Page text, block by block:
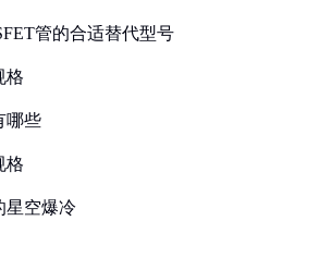
管的合适替代型号
格
哪些
格
星空爆冷